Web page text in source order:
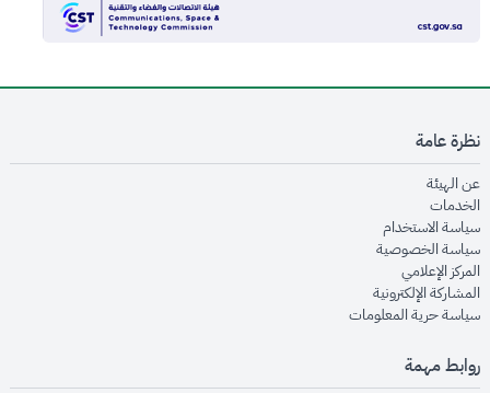
نظرة عامة
عن الهيئةopens in new window
الخدماتopens in new window
سياسة الاستخدام
سياسة الخصوصيةopens in new window
المركز الإعلاميopens in new window
المشاركة الإلكترونيةopens in new window
سياسة حرية المعلوماتopens in new window
روابط مهمة